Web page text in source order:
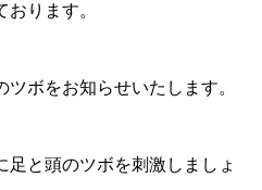
ります。
ボをお知らせいたします。
と頭のツボを刺激しましょ